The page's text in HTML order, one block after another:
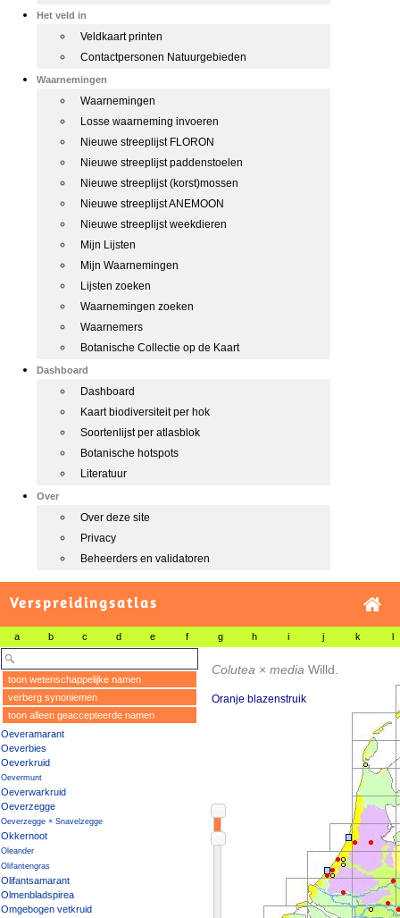
Het veld in
Veldkaart printen
Contactpersonen Natuurgebieden
Waarnemingen
Waarnemingen
Losse waarneming invoeren
Nieuwe streeplijst FLORON
Nieuwe streeplijst paddenstoelen
Nieuwe streeplijst (korst)mossen
Nieuwe streeplijst ANEMOON
Nieuwe streeplijst weekdieren
Mijn Lijsten
Mijn Waarnemingen
Lijsten zoeken
Waarnemingen zoeken
Waarnemers
Botanische Collectie op de Kaart
Dashboard
Dashboard
Kaart biodiversiteit per hok
Soortenlijst per atlasblok
Botanische hotspots
Literatuur
Over
Over deze site
Privacy
Beheerders en validatoren
Verspreidingsatlas
a b c d e f g h i j k l
toon wetenschappelijke namen
verberg synoniemen
toon alleen geaccepteerde namen
Oeveramarant
Oeverbies
Oeverkruid
Oevermunt
Oeverwarkruid
Oeverzegge
Oeverzegge × Snavelzegge
Okkernoot
Oleander
Olifantengras
Olifantsamarant
Olmenbladspirea
Omgebogen vetkruid
Colutea × media Willd.
Oranje blazenstruik